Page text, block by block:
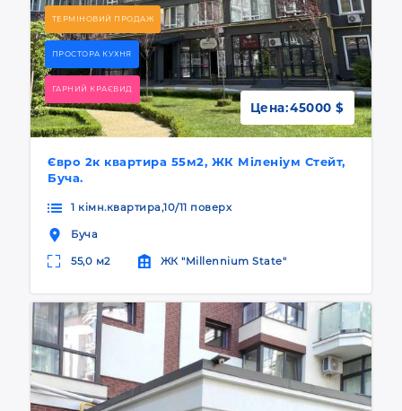
ТЕРМІНОВИЙ ПРОДАЖ
ПРОСТОРА КУХНЯ
ГАРНИЙ КРАЄВИД
Євро 2к квартира 55м2, ЖК Міленіум Стейт,
Буча.
Цена:45000 $
1 кімн.квартира,10/11 поверх
Буча
55,0 м2 ЖК "Millennium State"